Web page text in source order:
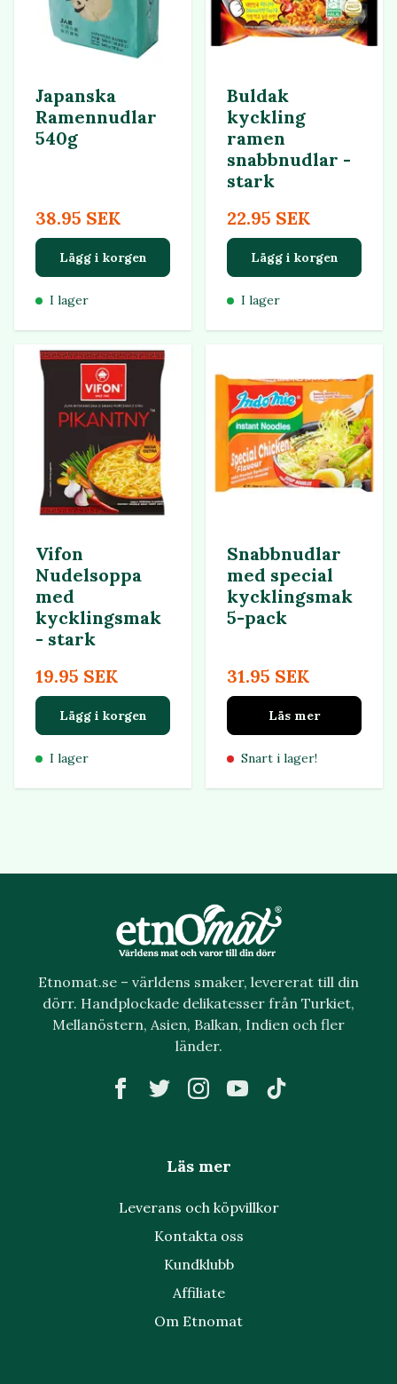
Japanska
Ramennudlar
540g
38.95 SEK
Lägg i korgen
I lager
Buldak
kyckling
ramen
snabbnudlar -
stark
22.95 SEK
Lägg i korgen
I lager
Vifon
Nudelsoppa
med
kycklingsmak
- stark
19.95 SEK
Lägg i korgen
I lager
Snabbnudlar
med special
kycklingsmak
5-pack
31.95 SEK
Läs mer
Snart i lager!
Etnomat.se – världens smaker, levererat till din
dörr. Handplockade delikatesser från Turkiet,
Mellanöstern, Asien, Balkan, Indien och fler
länder.
Läs mer
Leverans och köpvillkor
Kontakta oss
Kundklubb
Affiliate
Om Etnomat